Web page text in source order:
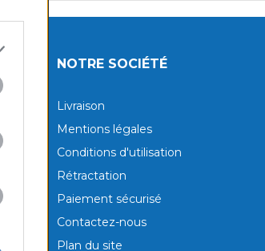
NOTRE SOCIÉTÉ
Livraison
Mentions légales
Conditions d'utilisation
Rétractation
Paiement sécurisé
Contactez-nous
Plan du site